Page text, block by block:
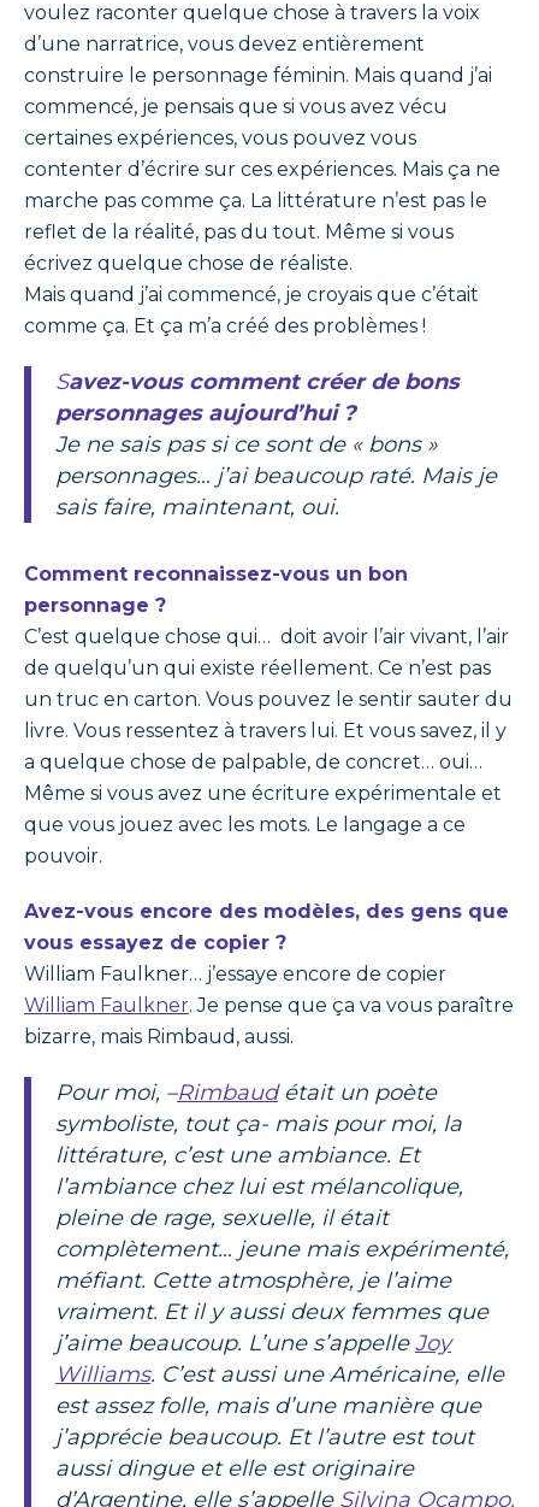
voulez raconter quelque chose à travers la voix
d’une narratrice, vous devez entièrement
construire le personnage féminin. Mais quand j’ai
commencé, je pensais que si vous avez vécu
certaines expériences, vous pouvez vous
contenter d’écrire sur ces expériences. Mais ça ne
marche pas comme ça. La littérature n’est pas le
reflet de la réalité, pas du tout. Même si vous
écrivez quelque chose de réaliste.
Mais quand j’ai commencé, je croyais que c’était
comme ça. Et ça m’a créé des problèmes !
Savez-vous comment créer de bons
personnages aujourd’hui ?
Je ne sais pas si ce sont de « bons »
personnages… j’ai beaucoup raté. Mais je
sais faire, maintenant, oui.
Comment reconnaissez-vous un bon
personnage ?
C’est quelque chose qui… doit avoir l’air vivant, l’air
de quelqu’un qui existe réellement. Ce n’est pas
un truc en carton. Vous pouvez le sentir sauter du
livre. Vous ressentez à travers lui. Et vous savez, il y
a quelque chose de palpable, de concret… oui…
Même si vous avez une écriture expérimentale et
que vous jouez avec les mots. Le langage a ce
pouvoir.
Avez-vous encore des modèles, des gens que
vous essayez de copier ?
William Faulkner… j’essaye encore de copier
William Faulkner. Je pense que ça va vous paraître
bizarre, mais Rimbaud, aussi.
Pour moi, –Rimbaudétait un poète
symboliste, tout ça- mais pour moi, la
littérature, c’est une ambiance. Et
l’ambiance chez lui est mélancolique,
pleine de rage, sexuelle, il était
complètement… jeune mais expérimenté,
méfiant. Cette atmosphère, je l’aime
vraiment. Et il y aussi deux femmes que
j’aime beaucoup. L’une s’appelleJoy
Williams. C’est aussi une Américaine, elle
est assez folle, mais d’une manière que
j’apprécie beaucoup. Et l’autre est tout
aussi dingue et elle est originaire
d’Argentine, elle s’appelle Silvina Ocampo.